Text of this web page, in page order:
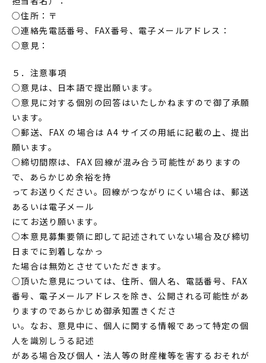
○住所：〒
○連絡先電話番号、FAX番号、電子メールアドレス：
○意見：
５．注意事項
○意見は、日本語で提出願います。
○意見に対する個別の回答はいたしかねますので御了承願
います。
○郵送、FAX の場合は A4 サイズの用紙に記載の上、提出
願います。
○締切間際は、FAX 回線が混み合う可能性がありますの
で、あらかじめ余裕を持
ってお送りください。回線がつながりにくい場合は、郵送
あるいは電子メール
にてお送り願います。
○本意見募集要領に即して記述されていない場合及び締切
日までに到着しなかっ
た場合は無効とさせていただきます。
○頂いた意見については、住所、個人名、電話番号、FAX
番号、電子メールアドレスを除き、公開される可能性があ
りますのであらかじめ御承知置きくださ
い。なお、意見中に、個人に関する情報であって特定の個
人を識別しうる記述
がある場合及び個人・法人等の財産権等を害するおそれが